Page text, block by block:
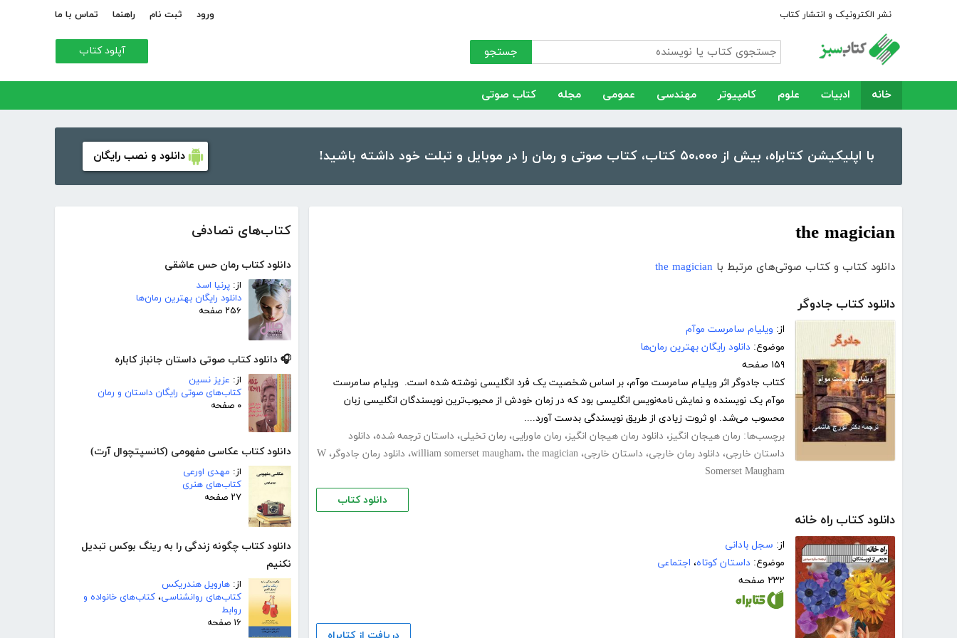
نشر الکترونیک و انتشار کتاب ورود ثبت نام راهنما تماس با ما
جستجو آپلود کتاب
خانه ادبیات علوم کامپیوتر مهندسی عمومی مجله کتاب صوتی
با اپلیکیشن کتابراه، بیش از ۵۰،۰۰۰ کتاب، کتاب صوتی و رمان را در موبایل و تبلت خود داشته باشید! دانلود و نصب رایگان
کتاب‌های تصادفی
دانلود کتاب رمان حس عاشقی
از: پرنیا اسد
دانلود رایگان بهترین رمان‌ها
۲۵۶ صفحه
🎧 دانلود کتاب صوتی داستان جانباز کاباره
از: عزیز نسین
کتاب‌های صوتی رایگان داستان و رمان
۰ صفحه
دانلود کتاب عکاسی مفهومی (کانسپتچوال آرت)
از: مهدی اورعی
کتاب‌های هنری
۲۷ صفحه
دانلود کتاب چگونه زندگی را به رینگ بوکس تبدیل
نکنیم
از: هارویل هندریکس
کتاب‌های روانشناسی، کتاب‌های خانواده و
روابط
۱۶ صفحه
the magician
دانلود کتاب و کتاب صوتی‌های مرتبط با the magician
دانلود کتاب جادوگر
از: ویلیام سامرست موآم
موضوع: دانلود رایگان بهترین رمان‌ها
۱۵۹ صفحه
کتاب جادوگر اثر ویلیام سامرست موآم، بر اساس شخصیت یک فرد انگلیسی نوشته شده است. ویلیام سامرست
موآم یک نویسنده و نمایش نامه‌نویس انگلیسی بود که در زمان خودش از محبوب‌ترین نویسندگان انگلیسی زبان
محسوب می‌شد. او ثروت زیادی از طریق نویسندگی بدست آورد....
برچسب‌ها: رمان هیجان انگیز، دانلود رمان هیجان انگیز، رمان ماورایی، رمان تخیلی، داستان ترجمه شده، دانلود
داستان خارجی، دانلود رمان خارجی، داستان خارجی، william somerset maugham، the magician ، دانلود رمان جادوگر، W
Somerset Maugham
دانلود کتاب
دانلود کتاب راه خانه
از: سجل بادانی
موضوع: داستان کوتاه، اجتماعی
۲۳۲ صفحه